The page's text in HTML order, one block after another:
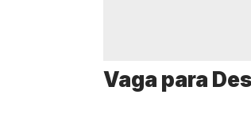
Vaga para